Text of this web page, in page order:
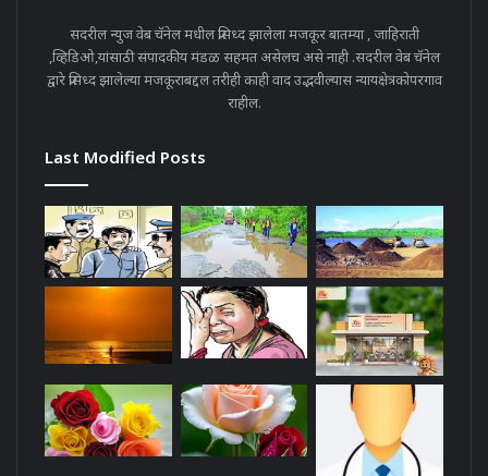
सदरील न्युज वेब चॅनेल मधील प्रसिध्द झालेला मजकूर बातम्या , जाहिराती
,व्हिडिओ,यांसाठी संपादकीय मंडळ सहमत असेलच असे नाही .सदरील वेब चॅनेल
द्वारे प्रसिध्द झालेल्या मजकूराबद्दल तरीही काही वाद उद्भवील्यास न्यायक्षेत्रकोपरगाव
राहील.
Last Modified Posts